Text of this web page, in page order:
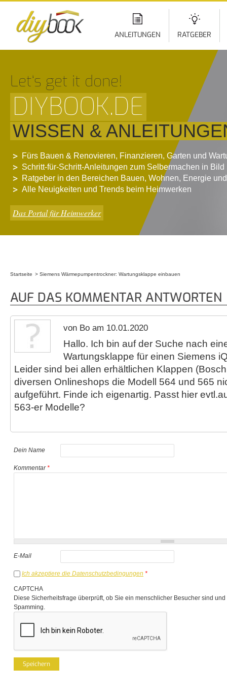
ANLEITUNGEN RATGEBER
Let‘s get it done!
DIYBOOK.DE
WISSEN &
Fürs Bauen & Renovieren, Finanzieren, Garten und
Schritt-für-Schritt-Anleitungen zum Selbermachen in Bild
Ratgeber in den Bereichen Bauen, Wohnen, Energie
Alle Neuigkeiten und Trends beim Heimwerken
Das Portal für Heimwerker
Startseite Siemens Wärmepumpentrockner: Wartungsklappe einbauen
AUF DAS KOMMENTAR ANTWORTEN
von Bo am 10.01.2020
Hallo. Ich bin auf der Suche nach
Wartungsklappe für einen Siemens
Leider sind bei allen erhältlichen Klappen
diversen Onlineshops die Modell 564 und 565
aufgeführt. Finde ich eigenartig. Passt hier
563-er Modelle?
Dein Name
Kommentar*
E-Mail
Ich akzeptiere die Datenschutzbedingungen *
CAPTCHA
Diese Sicherheitsfrage überprüft, ob Sie ein menschlicher Besucher sind
Spamming.